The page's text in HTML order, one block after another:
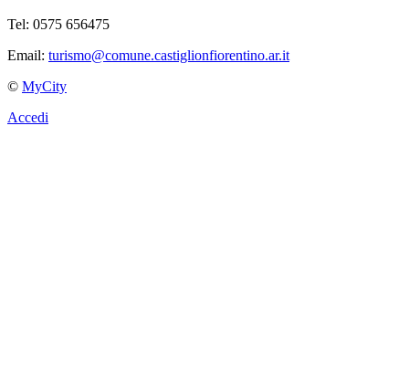
Tel: 0575 656475
Email: turismo@comune.castiglionfiorentino.ar.it
© MyCity
Accedi